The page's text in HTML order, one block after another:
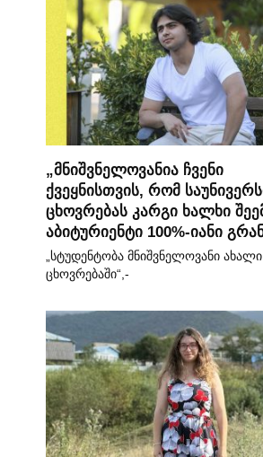
„მნიშვნელოვანია ჩვენი
ქვეყნისთვის, რომ
ცხოვრებას კარგი ხალხი
აბიტურიენტი 100%-იანი
„სტუდენტობა მნიშვნელოვანი ახალი
ცხოვრებაში“,-